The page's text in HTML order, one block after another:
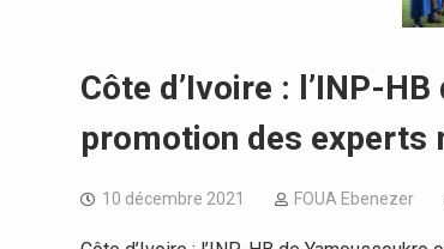
Côte d’Ivoire : l’INP-
promotion des experts
10 décembre 2021 FOUA Ebenezer